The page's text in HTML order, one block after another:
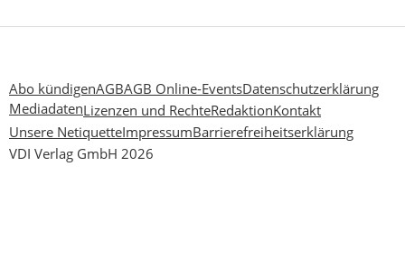
Abo kündigenAGBAGB Online-EventsDatenschutzerklärung
MediadatenLizenzen und RechteRedaktionKontakt
Unsere NetiquetteImpressumBarrierefreiheitserklärung
VDI Verlag GmbH 2026